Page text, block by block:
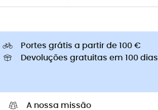
Portes grátis a partir de 100 €
Devoluções gratuitas em 100 dias
A nossa missão